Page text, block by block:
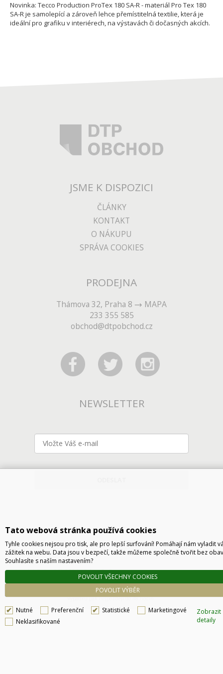
Novinka: Tecco Production ProTex 180 SA-R - materiál Pro Tex 180
SA-R je samolepící a zároveň lehce přemístitelná textilie, která je
ideální pro grafiku v interiérech, na výstavách či dočasných akcích.
JSME K DISPOZICI
ČLÁNKY
KONTAKT
O NÁKUPU
SPRÁVA COOKIES
PRODEJNA
Thámova 32, Praha 8
MAPA
233 355 585
obchod@dtpobchod.cz
NEWSLETTER
Technické řešení © 2026 CyberSoft s.r.o.
Podle zákona o evidenci tržeb je prodávající povinen vystavit kupujícímu účtenku. Zároveň
je povinen zaevidovat přijatou tržbu u správce daně online, v případě technického
výpadku pak nejpozději do 48 hodin.
Tato webová stránka používá cookies
Tyhle cookies nejsou pro tisk, ale pro lepší surfování! Pomáhají nám vyladit
zážitek na webu. Data jsou v bezpečí, takže můžeme společně tvořit bez
Souhlasíte s naším nastavením?
POVOLIT VÝBĚR
POVOLIT VŠECHNY COOKIES
Nutné Preferenční Statistické
Marketingové
Neklasifikované
Zobrazit
detaily